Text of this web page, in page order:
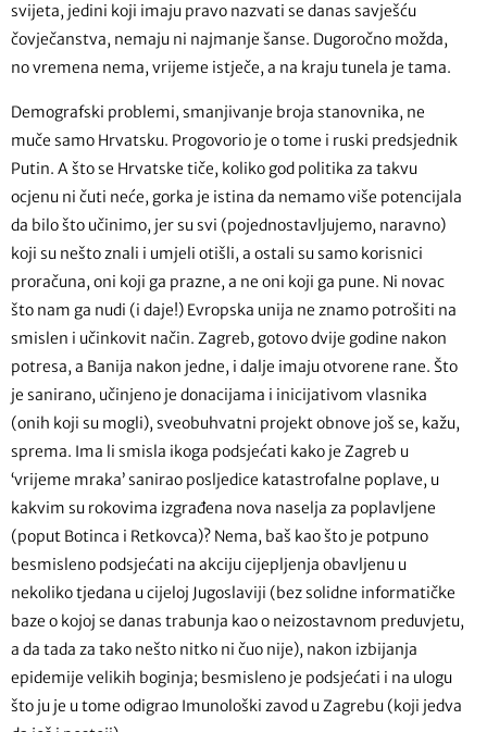
svijeta, jedini koji imaju pravo nazvati se danas savješću
čovječanstva, nemaju ni najmanje šanse. Dugoročno možda,
no vremena nema, vrijeme istječe, a na kraju tunela je tama.
Demografski problemi, smanjivanje broja stanovnika, ne
muče samo Hrvatsku. Progovorio je o tome i ruski predsjednik
Putin. A što se Hrvatske tiče, koliko god politika za takvu
ocjenu ni čuti neće, gorka je istina da nemamo više potencijala
da bilo što učinimo, jer su svi (pojednostavljujemo, naravno)
koji su nešto znali i umjeli otišli, a ostali su samo korisnici
proračuna, oni koji ga prazne, a ne oni koji ga pune. Ni novac
što nam ga nudi (i daje!) Evropska unija ne znamo potrošiti na
smislen i učinkovit način. Zagreb, gotovo dvije godine nakon
potresa, a Banija nakon jedne, i dalje imaju otvorene rane. Što
je sanirano, učinjeno je donacijama i inicijativom vlasnika
(onih koji su mogli), sveobuhvatni projekt obnove još se, kažu,
sprema. Ima li smisla ikoga podsjećati kako je Zagreb u
‘vrijeme mraka’ sanirao posljedice katastrofalne poplave, u
kakvim su rokovima izgrađena nova naselja za poplavljene
(poput Botinca i Retkovca)? Nema, baš kao što je potpuno
besmisleno podsjećati na akciju cijepljenja obavljenu u
nekoliko tjedana u cijeloj Jugoslaviji (bez solidne informatičke
baze o kojoj se danas trabunja kao o neizostavnom preduvjetu,
a da tada za tako nešto nitko ni čuo nije), nakon izbijanja
epidemije velikih boginja; besmisleno je podsjećati i na ulogu
što ju je u tome odigrao Imunološki zavod u Zagrebu (koji jedva